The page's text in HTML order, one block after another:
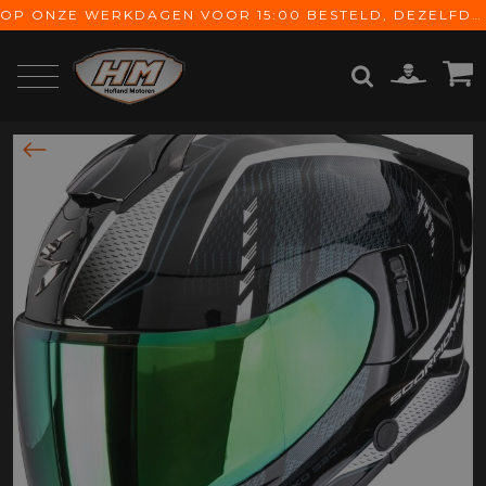
OP ONZE WERKDAGEN VOOR 15:00 BESTELD, DEZELFDE DAG VERZONDEN! GRATIS VERZENDING VANAF € 65,-
ZOEKEN